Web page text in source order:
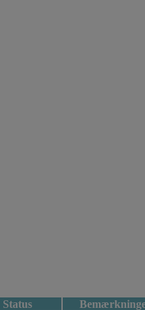
Status